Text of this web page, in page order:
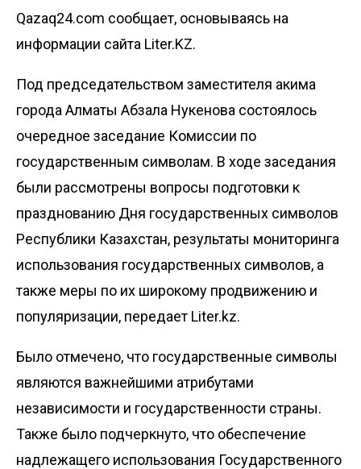
Qazaq24.com сообщает, основываясь на
информации сайта Liter.KZ.
Под председательством заместителя акима
города Алматы Абзала Нукенова состоялось
очередное заседание Комиссии по
государственным символам. В ходе заседания
были рассмотрены вопросы подготовки к
празднованию Дня государственных символов
Республики Казахстан, результаты мониторинга
использования государственных символов, а
также меры по их широкому продвижению и
популяризации, передает Liter.kz.
Было отмечено, что государственные символы
являются важнейшими атрибутами
независимости и государственности страны.
Также было подчеркнуто, что обеспечение
надлежащего использования Государственного